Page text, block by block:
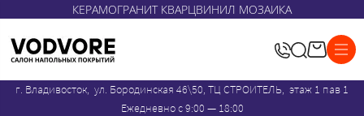
КЕРАМОГРАНИТ КВАРЦВИНИЛ МОЗАИКА
г. Владивосток, ул. Бородинская 46\50, ТЦ СТРОИТЕЛЬ, этаж 1 пав 1
Ежедневно с 9:00 — 18:00